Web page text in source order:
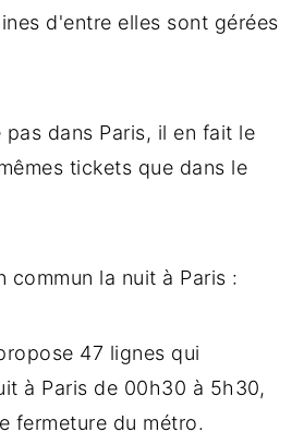
d'entre elles sont gérées
pas dans Paris, il en fait le
tickets que dans le
commun la nuit à Paris :
47 lignes qui
à Paris de 00h30 à 5h30,
fermeture du métro.